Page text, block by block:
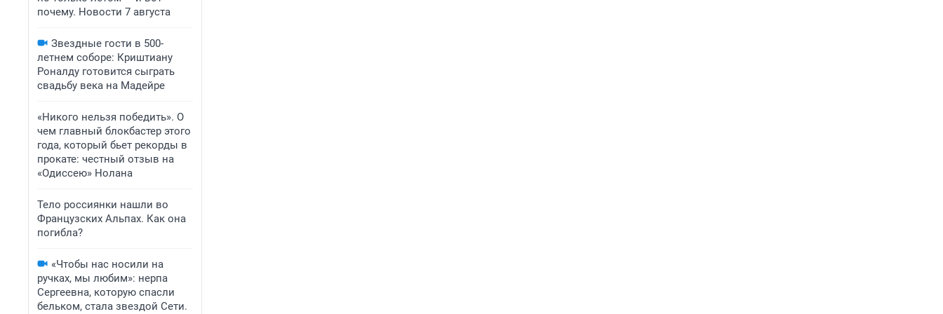
почему. Новости 7 августа
Звездные гости в 500-
летнем соборе: Криштиану
Роналду готовится сыграть
свадьбу века на Мадейре
«Никого нельзя победить». О
чем главный блокбастер этого
года, который бьет рекорды в
прокате: честный отзыв на
«Одиссею» Нолана
Тело россиянки нашли во
Французских Альпах. Как она
погибла?
«Чтобы нас носили на
ручках, мы любим»: нерпа
Сергеевна, которую спасли
бельком, стала звездой Сети.